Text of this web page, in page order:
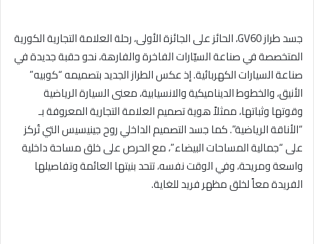
جسد طرازGV60، الحائز على الجائزة الأولى، رحلة العلامة التجارية الكورية
المتخصصة في صناعة السيّارات الفاخرة والفارهة، نحو حقبة جديدة في
صناعة السيارات الكهربائية. إذ عكس الطراز الجديد بتصميمه “كوبيه”
الأنيق، والخطوط الديناميكية والانسيابية، معنى السيارة الرياضية
وقوتها وثباتها، ممثلاً هوية تصميم العلامة التجارية المعروفة بـ
“الأناقة الرياضية”. كما جسد التصميم الداخلي روح جينيسيس التي تُركز
على “جمالية المساحات البيضاء”، مع الحرص على خلق مساحة داخلية
واسعة ومريحة، وفي الوقت نفسه، تتحد بنيتها العائمة وتفاصيلها
الفريدة معاً لخلق مظهر فريد للغاية.